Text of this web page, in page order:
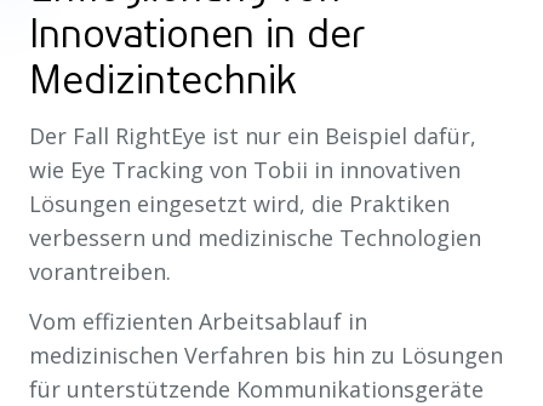
Innovationen in der
Medizintechnik
Der Fall RightEye ist nur ein Beispiel dafür,
wie Eye Tracking von Tobii in innovativen
Lösungen eingesetzt wird, die Praktiken
verbessern und medizinische Technologien
vorantreiben.
Vom effizienten Arbeitsablauf in
medizinischen Verfahren bis hin zu Lösungen
für unterstützende Kommunikationsgeräte